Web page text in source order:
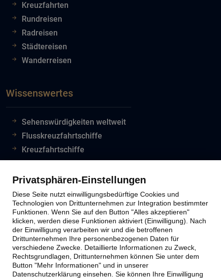
Kreuzfahrten
Rundreisen
Radreisen
Städtereisen
Wanderreisen
Wissenswertes
Sehenswürdigkeiten weltweit
Flusskreuzfahrtschiffe
Kreuzfahrtschiffe
Reiseinfos Auswertiges Amt
Lion Tours Reise Blog
Lion Tours Kontakt
Kontaktinfos
Unternehmen
Privatsphären-Einstellungen
Diese Seite nutzt einwilligungsbedürftige Cookies und
Technologien von Drittunternehmen zur Integration bestimmter
Funktionen. Wenn Sie auf den Button "Alles akzeptieren"
klicken, werden diese Funktionen aktiviert (Einwilligung). Nach
der Einwilligung verarbeiten wir und die betroffenen
Drittunternehmen Ihre personenbezogenen Daten für
verschiedene Zwecke. Detaillierte Informationen zu Zweck,
Rechtsgrundlagen, Drittunternehmen können Sie unter dem
Button "Mehr Informationen" und in unserer
Datenschutzerklärung einsehen. Sie können Ihre Einwilligung